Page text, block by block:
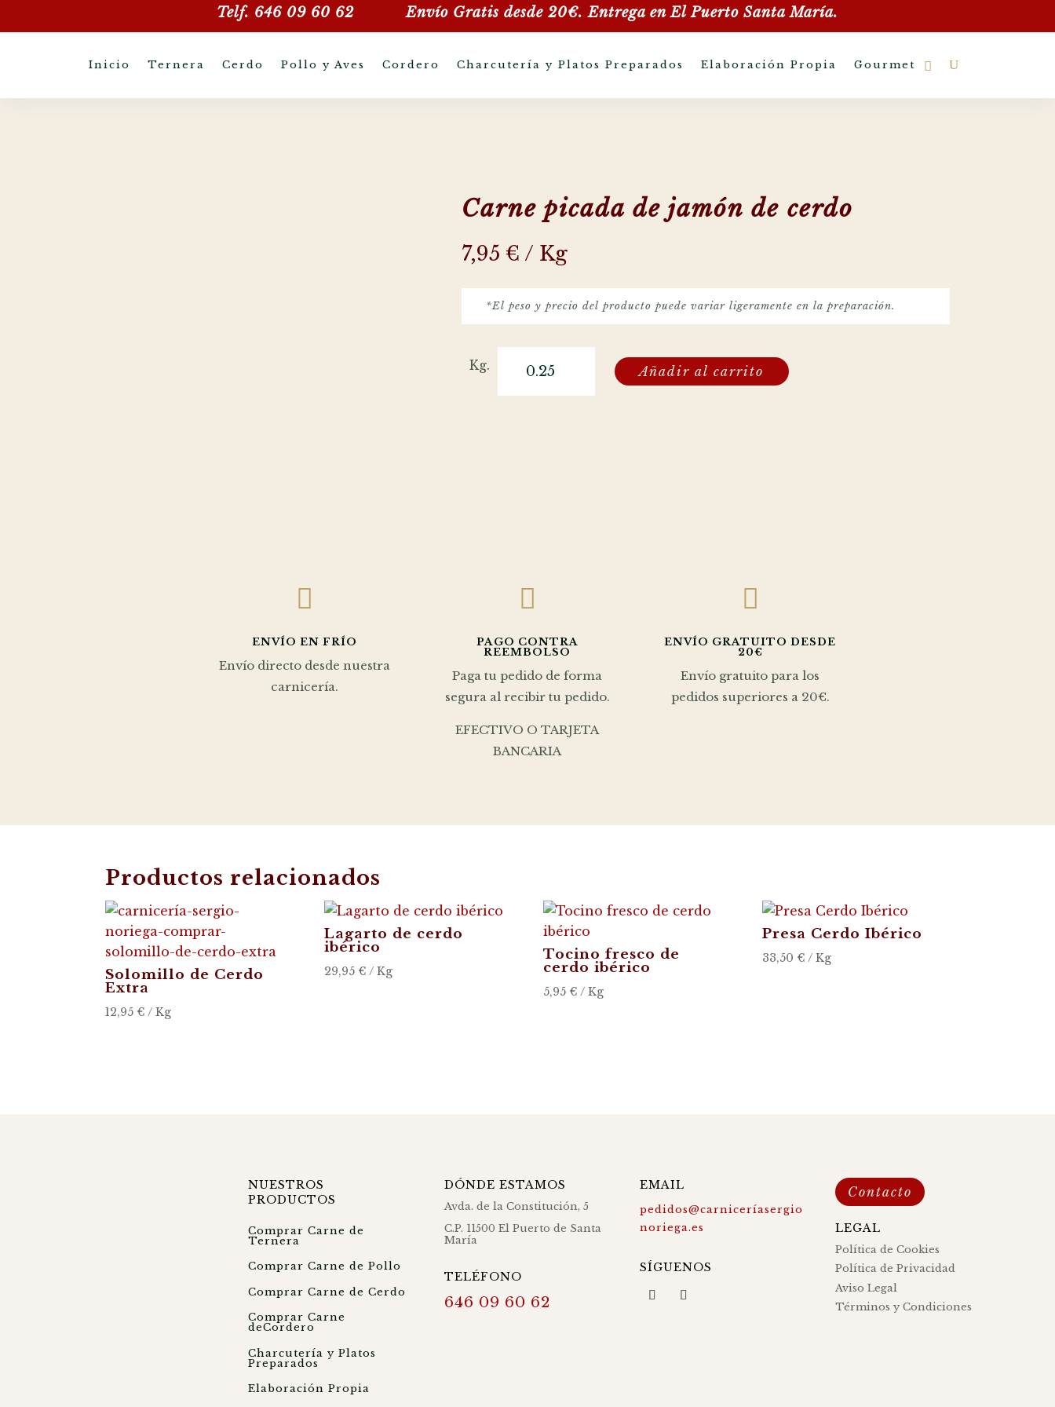
Telf. 646 09 60 62 Envío Gratis desde 20€. Entrega enEl Puerto Santa María.
Inicio Ternera Cerdo Pollo y Aves Cordero Charcutería y Platos Preparados Elaboración Propia Gourmet
Carne picada de jamón de cerdo
7,95 € / Kg
*El peso y precio del producto puede variar ligeramente en la preparación.
picada
de
Kg. Añadir al carrito

ENVÍO EN FRÍO
Envío directo desde nuestra
carnicería.

PAGO CONTRA
REEMBOLSO
Paga tu pedido de forma
segura al recibir tu pedido.
EFECTIVO O TARJETA
BANCARIA

ENVÍO GRATUITO DESDE
20€
Envío gratuito para los
pedidos superiores a 20€.
Productos relacionados
Solomillo de Cerdo
Extra
12,95 € / Kg
Lagarto de cerdo
ibérico
29,95 € / Kg
Tocino fresco de
cerdo ibérico
5,95 € / Kg
Presa Cerdo Ibérico
33,50 € / Kg
NUESTROS
PRODUCTOS
Comprar Carne de
Ternera
Comprar Carne de Pollo
Comprar Carne de Cerdo
Comprar Carne
deCordero
Charcutería y Platos
Preparados
Elaboración Propia
DÓNDE ESTAMOS
Avda. de la Constitución, 5
C.P. 11500 El Puerto de Santa
María
TELÉFONO
646 09 60 62
EMAIL
pedidos@carniceríasergio
noriega.es
SÍGUENOS
Contacto
LEGAL
Política de Cookies
Política de Privacidad
Aviso Legal
Términos y Condiciones